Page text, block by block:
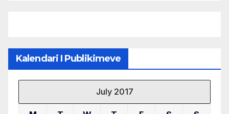
Kalendari I Publikimeve
July 2017